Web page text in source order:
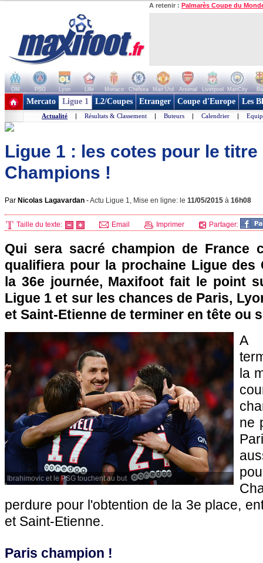
A retenir : Palmarès Coupe du
OM PSG Lyon Lille Monaco Chelsea Man Utd Arsenal Liverpool ManCity
+ de clubs
Mercato Ligue 1 L2/Coupes Etranger Coupe d'Europe Les
Actualité | Résultats & Classement | Buteurs | Calendrier |
Ligue 1 : les cotes pour le titre
Champions !
Par Nicolas Lagavardan -Actu Ligue 1, Mise en ligne: le 11/05/2015 à 16h08
Taille du texte: Email Imprimer Partager:
Qui sera sacré champion de France
qualifiera pour la prochaine Ligue des
la 36e journée, Maxifoot fait le point
Ligue 1 et sur les chances de Paris,
et Saint-Etienne de terminer en tête ou
Ibrahimovic et le PSG touchent au but
A
la
ne
perdure pour l'obtention de la 3e place,
et Saint-Etienne.
Paris champion !